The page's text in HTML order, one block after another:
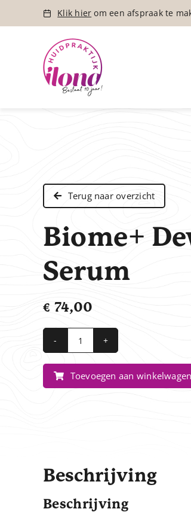
Klik hier om een afspraak te
Terug naar overzicht
Biome+
Serum
€ 74,00
Biome+
Dew
Bright
Serum
Toevoegen aan winkelwagen
Beschrijving
Beschrijving